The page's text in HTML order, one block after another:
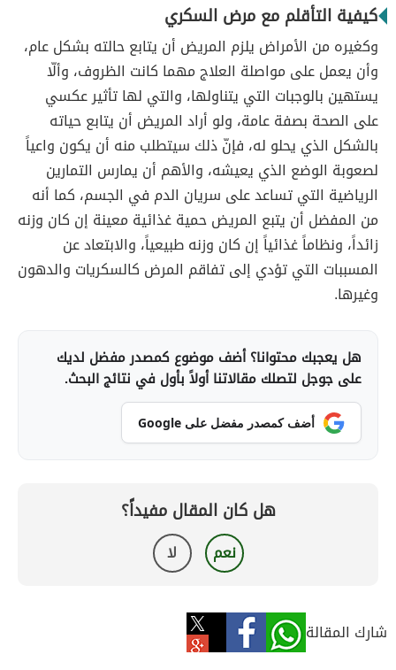
كيفية التأقلم مع مرض السكري
وكغيره من الأمراض يلزم المريض أن يتابع حالته بشكل عام،
وأن يعمل على مواصلة العلاج مهما كانت الظروف، وألّا
يستهين بالوجبات التي يتناولها، والتي لها تأثير عكسي
على الصحة بصفة عامة، ولو أراد المريض أن يتابع حياته
بالشكل الذي يحلو له، فإنّ ذلك سيتطلب منه أن يكون واعياً
لصعوبة الوضع الذي يعيشه، والأهم أن يمارس التمارين
الرياضية التي تساعد على سريان الدم في الجسم، كما أنه
من المفضل أن يتبع المريض حمية غذائية معينة إن كان وزنه
زائداً، ونظاماً غذائياً إن كان وزنه طبيعياً، والابتعاد عن
المسببات التي تؤدي إلى تفاقم المرض كالسكريات والدهون
وغيرها.
هل يعجبك محتوانا؟ أضف موضوع كمصدر مفضل لديك
على جوجل لتصلك مقالاتنا أولاً بأول في نتائج البحث.
أضف كمصدر مفضل على Google
هل كان المقال مفيداً؟
نعم لا
شارك المقالة